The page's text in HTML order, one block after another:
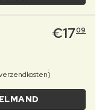
€1709